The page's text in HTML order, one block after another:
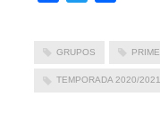
GRUPOS
TEMPORADA 2020/2021